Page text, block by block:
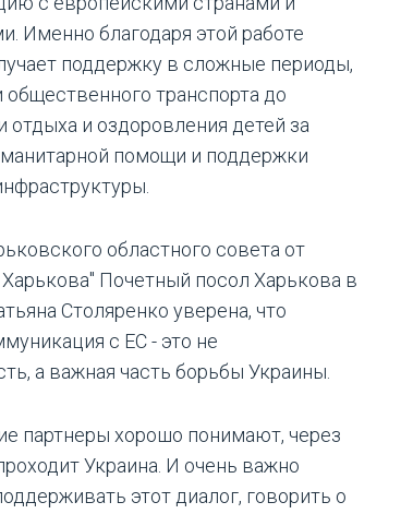
Именно благодаря этой работе
поддержку в сложные периоды,
общественного транспорта до
отдыха и оздоровления детей за
помощи и поддержки
областного совета от
Почетный посол Харькова в
Столяренко уверена, что
с ЕС - это не
а важная часть борьбы Украины.
партнеры хорошо понимают, через
Украина. И очень важно
этот диалог, говорить о